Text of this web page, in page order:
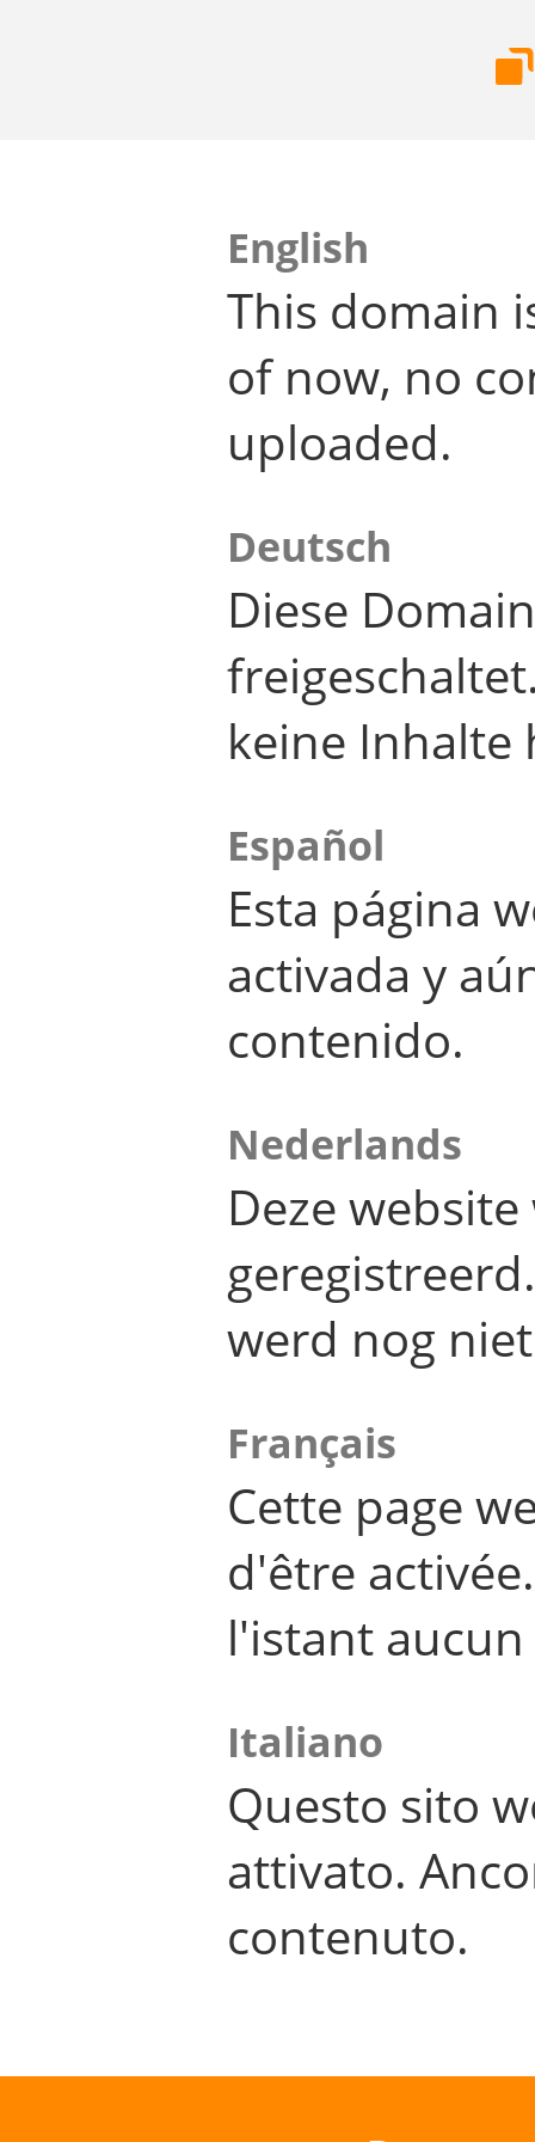
English
This domain
of now, no
uploaded.
Deutsch
Diese
keine Inhalte
Español
Esta página
activada y
contenido.
Nederlands
Deze
werd nog
Français
Cette page
d'être
l'istant
Italiano
Questo sito
attivato.
contenuto.